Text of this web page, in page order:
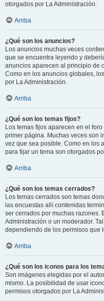
otorgados por La Administración.
Arriba
¿Qué son los anuncios?
Los anuncios muchas veces
que se encuentra leyendo y
anuncios aparecen al principio de
Como en los anuncios globales,
por La Administración.
Arriba
¿Qué son los temas fijos?
Los temas fijos aparecen en el
primer página. Muchas veces son
vez que sea posible. Como en los
para fijar un tema son otorgados
Arriba
¿Qué son los temas cerrados?
Los temas cerrados son temas
las encuestas allí contenidas
ser cerrados por muchas razones.
Administración o un moderador.
dependiendo de los permisos que
Arriba
¿Qué son los iconos para los
Son imágenes elegidas por el
mismo. La posibilidad de usar
permisos otorgados por La